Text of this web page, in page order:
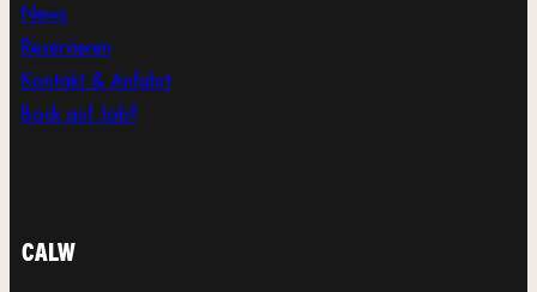
News
Reservieren
Kontakt & Anfahrt
Bock auf Job?
CALW